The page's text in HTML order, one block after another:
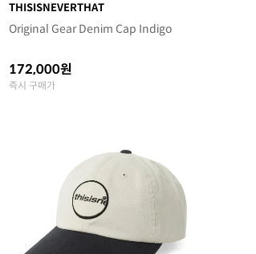
THISISNEVERTHAT
Original Gear Denim Cap Indigo
172,000원
즉시 구매가